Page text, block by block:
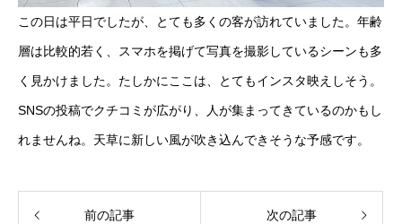
この日は平日でしたが、とても多くの客が訪れていました。年齢
層は比較的若く、スマホを掲げて写真を撮影しているシーンも多
く見かけました。たしかにここは、とてもインスタ映えしそう。
SNSの投稿でクチコミが広がり、人が集まってきているのかもし
れませんね。天草に新しい風が吹き込んできそうな予感です。
前の記事 次の記事